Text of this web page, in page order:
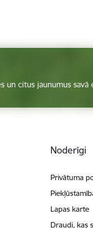
un citus jaunumus savā
Noderīgi
Privātuma
Lapas karte
Draudi, kas